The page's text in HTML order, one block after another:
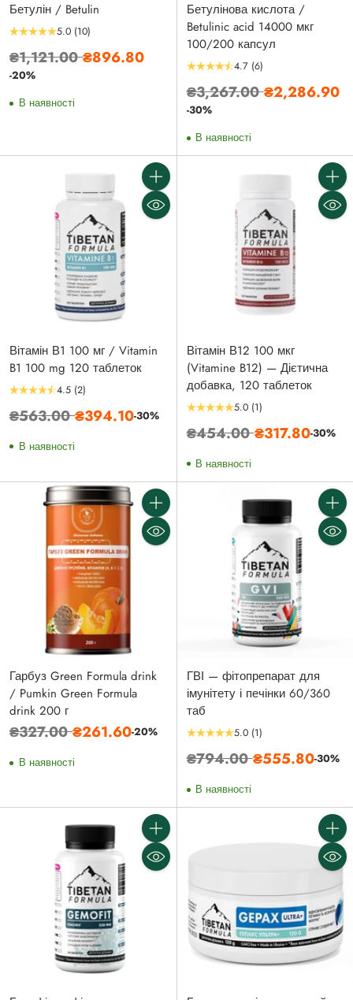
Бетулін / Betulin
5.0 (10)
Звичайна
ціна
₴1,121.00₴896.80
-20%
В наявності
Бетулінова кислота /
Betulinic acid 14000 мкг
100/200 капсул
4.7 (6)
Звичайна
ціна
₴3,267.00₴2,286.90
-30%
В наявності
Кількість
Вітамін В1 100 мг / Vitamin
B1 100 mg 120 таблеток
4.5 (2)
Звичайна
₴563.00₴394.10-30%
В наявності
Вітамін В12 100 мкг
(Vitamine B12) — Дієтична
добавка, 120 таблеток
5.0 (1)
Звичайна
₴454.00₴317.80-30%
В наявності
Кількість
Гарбуз Green Formula drink
/ Pumkin Green Formula
drink 200 г
Звичайна
₴327.00₴261.60-20%
В наявності
ГВІ — фітопрепарат для
імунітету і печінки 60/360
таб
5.0 (1)
Звичайна
₴794.00₴555.80-30%
В наявності
Кількість